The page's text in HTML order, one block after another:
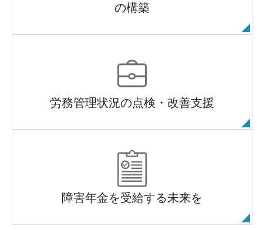
の構築
労務管理状況の点検・改善支援
障害年金を受給する未来を